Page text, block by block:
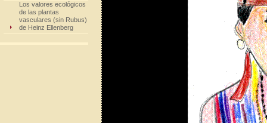
Los valores ecológicos
de las plantas
vasculares (sin Rubus)
de Heinz Ellenberg